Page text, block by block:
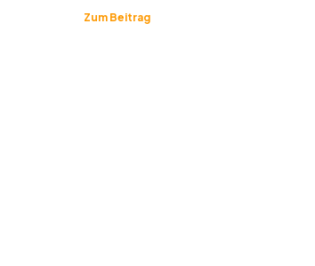
Zum Beitrag